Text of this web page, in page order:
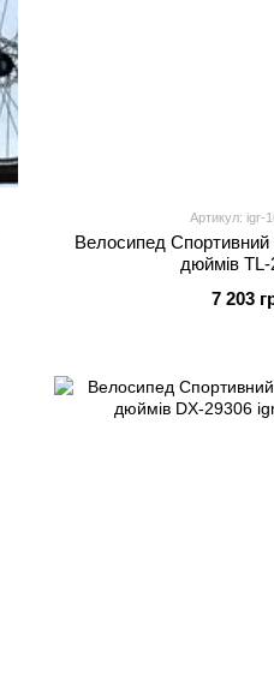
Артикул: igr-
Велоcипед Спортивний
дюймів
7 203